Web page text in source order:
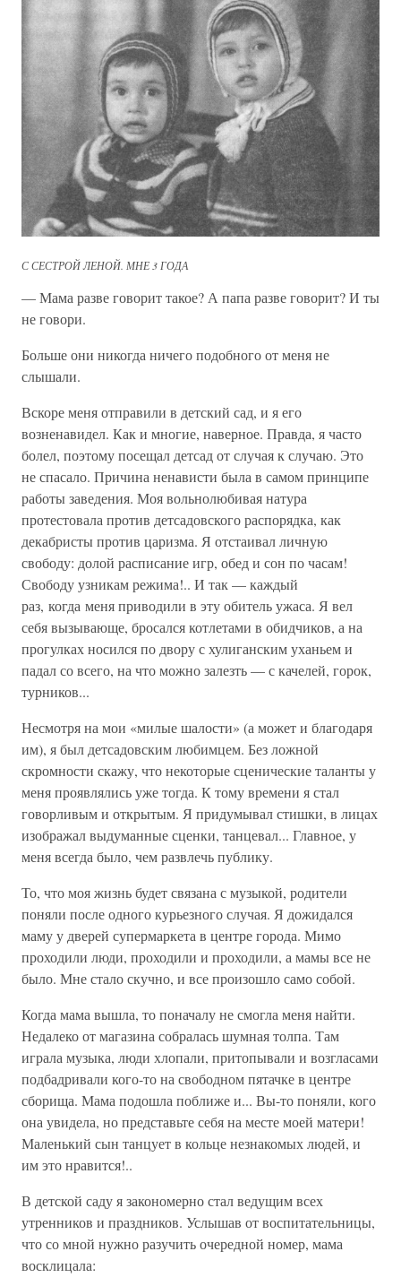
С СЕСТРОЙ ЛЕНОЙ. МНЕ 3 ГОДА
— Мама разве говорит такое? А папа разве говорит? И ты
не говори.
Больше они никогда ничего подобного от меня не
слышали.
Вскоре меня отправили в детский сад, и я его
возненавидел. Как и многие, наверное. Правда, я часто
болел, поэтому посещал детсад от случая к случаю. Это
не спасало. Причина ненависти была в самом принципе
работы заведения. Моя вольнолюбивая натура
протестовала против детсадовского распорядка, как
декабристы против царизма. Я отстаивал личную
свободу: долой расписание игр, обед и сон по часам!
Свободу узникам режима!.. И так — каждый
раз, когда меня приводили в эту обитель ужаса. Я вел
себя вызывающе, бросался котлетами в обидчиков, а на
прогулках носился по двору с хулиганским уханьем и
падал со всего, на что можно залезть — с качелей, горок,
турников...
Несмотря на мои «милые шалости» (а может и благодаря
им), я был детсадовским любимцем. Без ложной
скромности скажу, что некоторые сценические таланты у
меня проявлялись уже тогда. К тому времени я стал
говорливым и открытым. Я придумывал стишки, в лицах
изображал выдуманные сценки, танцевал... Главное, у
меня всегда было, чем развлечь публику.
То, что моя жизнь будет связана с музыкой, родители
поняли после одного курьезного случая. Я дожидался
маму у дверей супермаркета в центре города. Мимо
проходили люди, проходили и проходили, а мамы все не
было. Мне стало скучно, и все произошло само собой.
Когда мама вышла, то поначалу не смогла меня найти.
Недалеко от магазина собралась шумная толпа. Там
играла музыка, люди хлопали, притопывали и возгласами
подбадривали кого-то на свободном пятачке в центре
сборища. Мама подошла поближе и... Вы-то поняли, кого
она увидела, но представьте себя на месте моей матери!
Маленький сын танцует в кольце незнакомых людей, и
им это нравится!..
В детской саду я закономерно стал ведущим всех
утренников и праздников. Услышав от воспитательницы,
что со мной нужно разучить очередной номер, мама
восклицала: